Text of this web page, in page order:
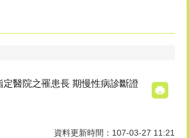
醫院之罹患長 期慢性病診斷證
資料更新時間：107-03-27 11:21